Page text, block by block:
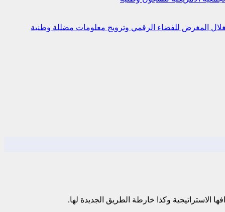
المغرض للفضاء الرقمي وترويج معلومات مضللة وطنية
وكذا خارطة الطريق الجديدة لها.